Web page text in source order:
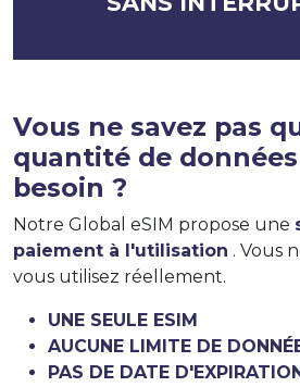
Vous ne savez pas
quantité de
besoin ?
Notre Global eSIM propose une
paiement à l'utilisation . Vous
vous utilisez réellement.
UNE SEULE ESIM
AUCUNE LIMITE DE
PAS DE DATE